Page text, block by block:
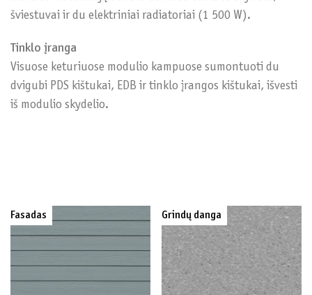
šviestuvai ir du elektriniai radiatoriai (1 500 W).
Tinklo įranga
Visuose keturiuose modulio kampuose sumontuoti du
dvigubi PDS kištukai, EDB ir tinklo įrangos kištukai, išvesti
iš modulio skydelio.
Fasadas Grindų danga